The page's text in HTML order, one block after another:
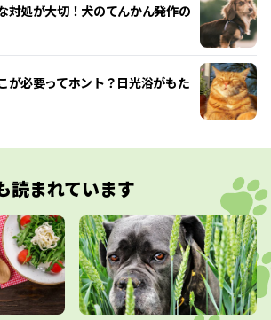
対処が大切！犬のてんかん発作の
が必要ってホント？日光浴がもた
読まれています